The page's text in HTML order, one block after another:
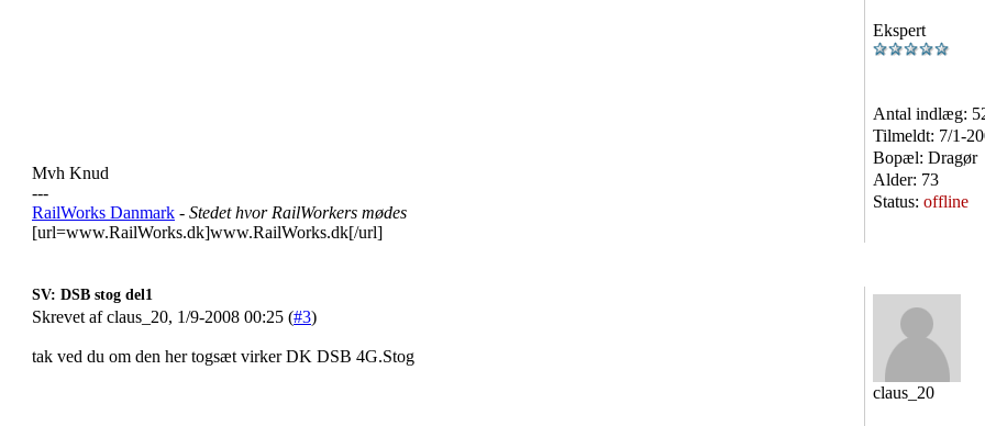
Ekspert
Antal indlæg:
Tilmeldt: 7/1-
Bopæl: Dragør
Alder: 73
Status: offline
Mvh Knud
---
RailWorks Danmark - Stedet hvor RailWorkers mødes
[url=www.RailWorks.dk]www.RailWorks.dk[/url]
SV: DSB stog del1
Skrevet af claus_20, 1/9-2008 00:25 (#3)
tak ved du om den her togsæt virker DK DSB 4G.Stog
claus_20